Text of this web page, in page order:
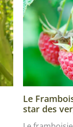
Le
star des